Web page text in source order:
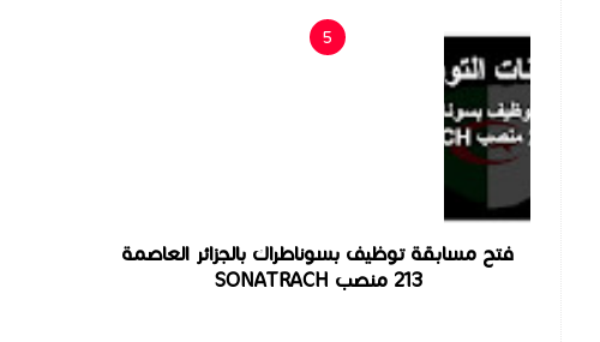
فتح مسابقة توظيف بسوناطراك بالجزائر العاصمة
213 منصب SONATRACH